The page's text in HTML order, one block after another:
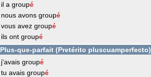
il a groupé
nous avons groupé
vous avez groupé
ils ont groupé
Plus-que-parfait (Pretérito pluscuamperfecto)
j'avais groupé
tu avais groupé